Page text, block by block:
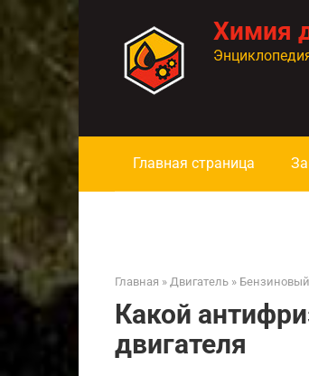
контенту
Химия
Главная страница
Главная » Двигатель »
Какой
двигателя